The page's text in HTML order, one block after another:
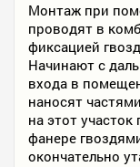
Монтаж при
проводят в
фиксацией
Начинают с
входа в
наносят
на этот
фанере
окончательно